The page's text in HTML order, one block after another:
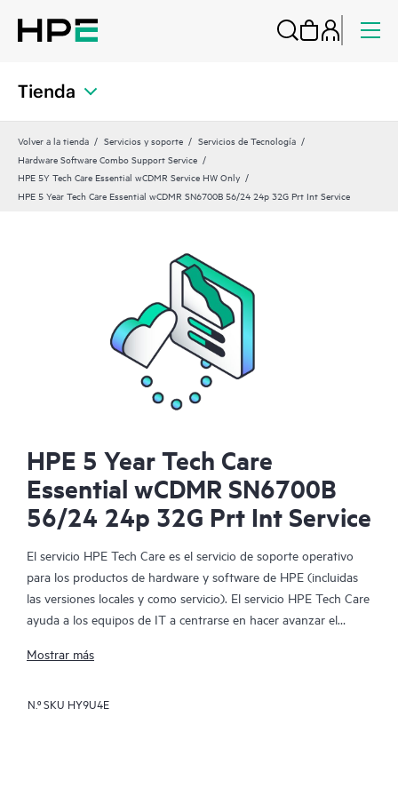
Tienda
Volver a la tienda Servicios y soporte
Servicios de Tecnología
Hardware Software Combo Support Service
HPE 5Y Tech Care Essential wCDMR Service HW Only
HPE 5 Year Tech Care Essential wCDMR SN6700B 56/24 24p 32G Prt Int Service
HPE 5 Year Tech Care
Essential wCDMR SN6700B
56/24 24p 32G Prt Int Service
El servicio HPE Tech Care es el servicio de soporte operativo
para los productos de hardware y software de HPE (incluidas
las versiones locales y como servicio). El servicio HPE Tech Care
ayuda a los equipos de IT a centrarse en hacer avanzar el
las cosas, en lugar de tener que dedicarse tan solo a reaccionar
Mostrar más
N.º SKU HY9U4E